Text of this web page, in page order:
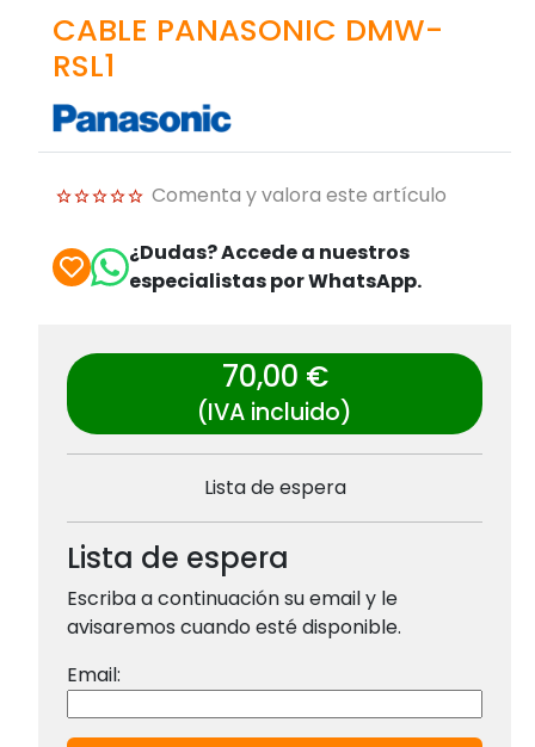
CABLE PANASONIC DMW-
RSL1
Comenta y valora este artículo
¿Dudas? Accede a nuestros
especialistas por WhatsApp.
70,00 €
(IVA incluido)
Lista de espera
Lista de espera
Escriba a continuación su email y le
avisaremos cuando esté disponible.
Email: